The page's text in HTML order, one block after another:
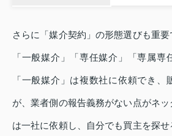
さらに「媒介契約」の形態選びも重
「一般媒介」「専任媒介」「専属専
「一般媒介」は複数社に依頼でき、
が、業者側の報告義務がない点がネッ
は一社に依頼し、自分でも買主を探